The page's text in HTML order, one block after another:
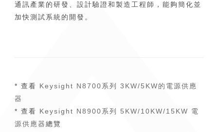
通訊產業的研發、設計驗證和製造工程師，能夠簡化並
加快測試系統的開發。
* 查看 Keysight N8700系列 3KW/5KW的電源供應
器
* 查看 Keysight N8900系列 5KW/10KW/15KW 電
源供應器總覽